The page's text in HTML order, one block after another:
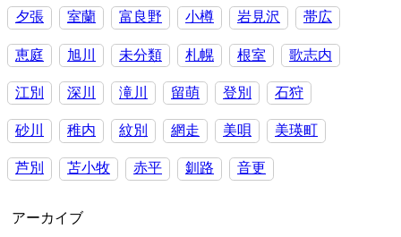
く
せ
夕張 室蘭 富良野 小樽 岩見沢 帯広
恵庭 旭川 未分類 札幌 根室 歌志内
江別 深川 滝川 留萌 登別 石狩
砂川 稚内 紋別 網走 美唄 美瑛町
芦別 苫小牧 赤平 釧路 音更
アーカイブ